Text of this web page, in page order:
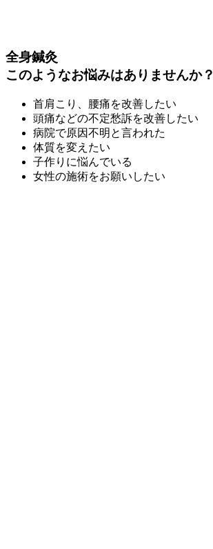
全身鍼灸
このようなお悩みはありませんか？
首肩こり、腰痛を改善したい
頭痛などの不定愁訴を改善したい
病院で原因不明と言われた
体質を変えたい
子作りに悩んでいる
女性の施術をお願いしたい